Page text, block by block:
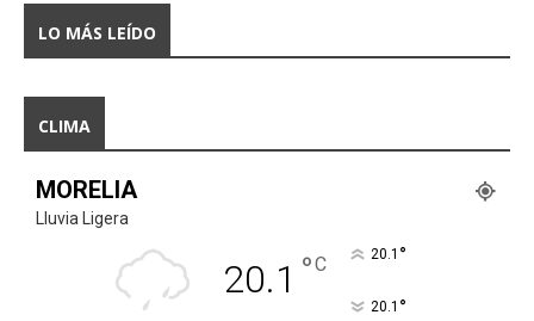
LO MÁS LEÍDO
CLIMA
MORELIA
Lluvia Ligera
20.1 °C 20.1 °
20.1 °